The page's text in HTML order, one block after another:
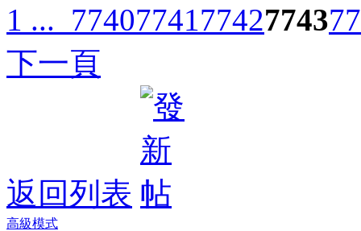
1 ... 7740774177427743
下一頁
返回列表
高級模式